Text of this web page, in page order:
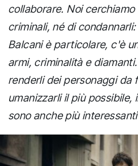
collaborare. Noi
criminali, né di
Balcani è particolare, c'è
armi, criminalità e
renderli dei personaggi da
umanizzarli il più possibile,
sono anche più